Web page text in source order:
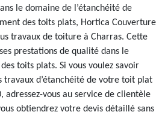
le domaine de l’étanchéité de
des toits plats, Hortica Couverture
travaux de toiture à Charras. Cette
prestations de qualité dans le
toits plats. Si vous voulez savoir
travaux d’étanchéité de votre toit plat
adressez-vous au service de clientèle
obtiendrez votre devis détaillé sans